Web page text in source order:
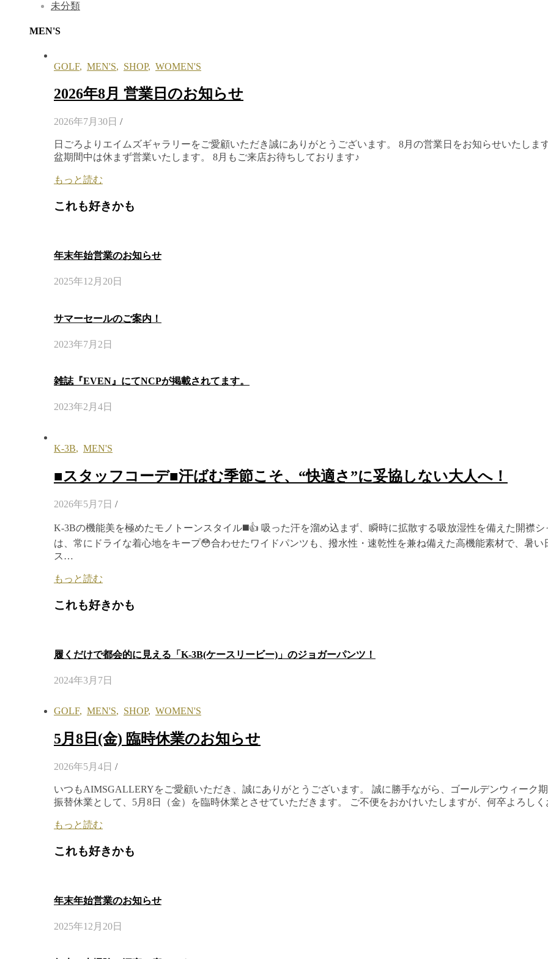
未分類
MEN'S
GOLF, MEN'S, SHOP, WOMEN'S
2026年8月 営業日のお知らせ
2026年7月30日 /
日ごろよりエイムズギャラリーをご愛顧いただき誠にありがとうございます。 8月の営業日をお知らせいたしま
盆期間中は休まず営業いたします。 8月もご来店お待ちしております♪
もっと読む
これも好きかも
年末年始営業のお知らせ
2025年12月20日
サマーセールのご案内！
2023年7月2日
雑誌『EVEN』にてNCPが掲載されてます。
2023年2月4日
K-3B, MEN'S
■スタッフコーデ■汗ばむ季節こそ、“快適さ”に妥協しない大人へ！
2026年5月7日 /
K-3Bの機能美を極めたモノトーンスタイル◼️👍 吸った汗を溜め込まず、瞬時に拡散する吸放湿性を備えた開襟シ
は、常にドライな着心地をキープ😳合わせたワイドパンツも、撥水性・速乾性を兼ね備えた高機能素材で、暑い
ス…
もっと読む
これも好きかも
履くだけで都会的に見える「K-3B(ケースリービー)」のジョガーパンツ！
2024年3月7日
GOLF, MEN'S, SHOP, WOMEN'S
5月8日(金) 臨時休業のお知らせ
2026年5月4日 /
いつもAIMSGALLERYをご愛顧いただき、誠にありがとうございます。 誠に勝手ながら、ゴールデンウィーク
振替休業として、5月8日（金）を臨時休業とさせていただきます。 ご不便をおかけいたしますが、何卒よろし
もっと読む
これも好きかも
年末年始営業のお知らせ
2025年12月20日